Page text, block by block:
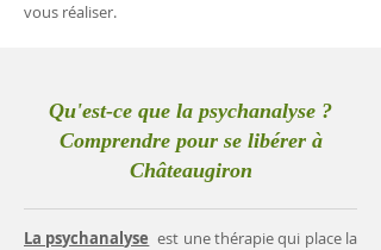
vous réaliser.
Qu'est-ce que la psychanalyse ?
Comprendre pour se libérer à
Châteaugiron
La psychanalyse est une thérapie qui place la